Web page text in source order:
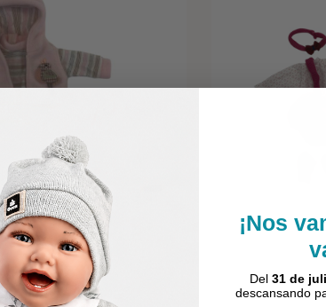
¡Nos
Del 31 de
descansando